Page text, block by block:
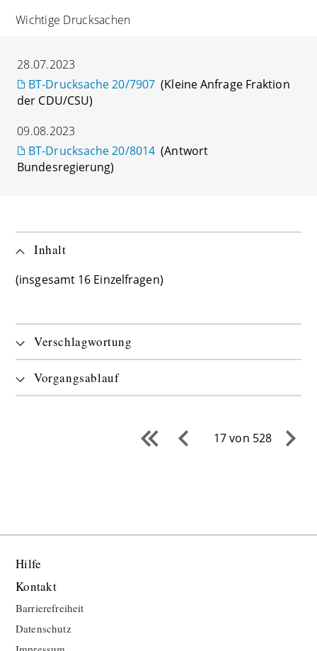
Wichtige Drucksachen
28.07.2023
BT-Drucksache 20/7907 (Kleine Anfrage Fraktion
der CDU/CSU)
09.08.2023
BT-Drucksache 20/8014 (Antwort
Bundesregierung)
Inhalt
(insgesamt 16 Einzelfragen)
Verschlagwortung
Vorgangsablauf
17 von 528
Hilfe
Kontakt
Barrierefreiheit
Datenschutz